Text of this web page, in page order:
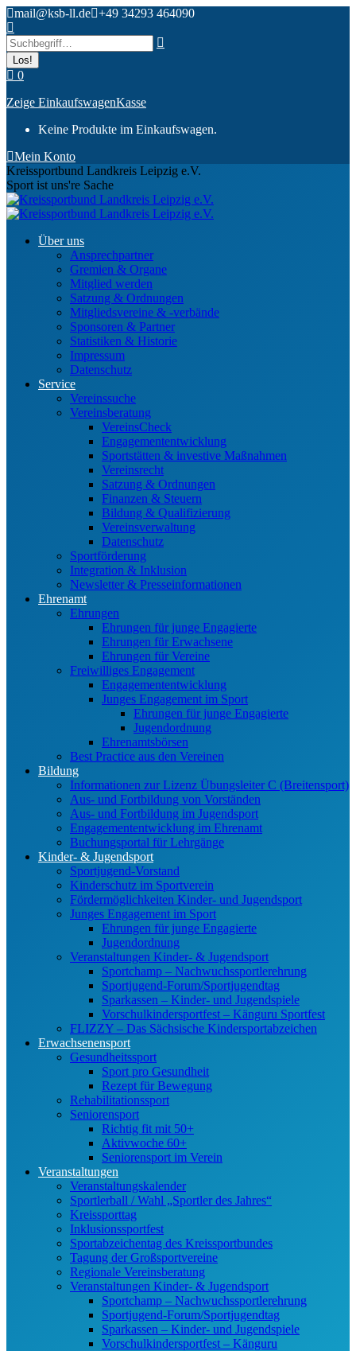
Zum
Inhalt
springen
mail@ksb-ll.de +49 34293 464090
Search:
0
Zeige EinkaufswagenKasse
Keine Produkte im Einkaufswagen.
Mein Konto
Kreissportbund Landkreis Leipzig e.V.
Sport ist uns're Sache
Über uns
Ansprechpartner
Gremien & Organe
Mitglied werden
Satzung & Ordnungen
Mitgliedsvereine & -verbände
Sponsoren & Partner
Statistiken & Historie
Impressum
Datenschutz
Service
Vereinssuche
Vereinsberatung
VereinsCheck
Engagemententwicklung
Sportstätten & investive Maßnahmen
Vereinsrecht
Satzung & Ordnungen
Finanzen & Steuern
Bildung & Qualifizierung
Vereinsverwaltung
Datenschutz
Sportförderung
Integration & Inklusion
Newsletter & Presseinformationen
Ehrenamt
Ehrungen
Ehrungen für junge Engagierte
Ehrungen für Erwachsene
Ehrungen für Vereine
Freiwilliges Engagement
Engagemententwicklung
Junges Engagement im Sport
Ehrungen für junge Engagierte
Jugendordnung
Ehrenamtsbörsen
Best Practice aus den Vereinen
Bildung
Informationen zur Lizenz Übungsleiter C (Breitensport)
Aus- und Fortbildung von Vorständen
Aus- und Fortbildung im Jugendsport
Engagemententwicklung im Ehrenamt
Buchungsportal für Lehrgänge
Kinder- & Jugendsport
Sportjugend-Vorstand
Kinderschutz im Sportverein
Fördermöglichkeiten Kinder- und Jugendsport
Junges Engagement im Sport
Ehrungen für junge Engagierte
Jugendordnung
Veranstaltungen Kinder- & Jugendsport
Sportchamp – Nach­wuchs­sportler­ehrung
Sportjugend-Forum/Sport­jugend­tag
Sparkassen – Kinder- und Jugendspiele
Vorschulkindersportfest – Känguru Sportfest
FLIZZY – Das Sächsische Kindersportabzeichen
Erwachsenensport
Gesundheitssport
Sport pro Gesundheit
Rezept für Bewegung
Rehabilitationssport
Seniorensport
Richtig fit mit 50+
Aktivwoche 60+
Seniorensport im Verein
Veranstaltungen
Veranstaltungskalender
Sportlerball / Wahl „Sportler des Jahres“
Kreissporttag
Inklusionssportfest
Sportabzeichentag des Kreissportbundes
Tagung der Großsportvereine
Regionale Vereinsberatung
Veranstaltungen Kinder- & Jugendsport
Sportchamp – Nach­wuchs­sportler­ehrung
Sportjugend-Forum/Sport­jugend­tag
Sparkassen – Kinder- und Jugendspiele
Vorschulkindersportfest – Känguru